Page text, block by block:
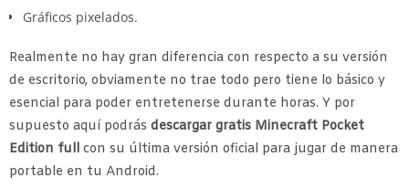
Gráficos pixelados.
Realmente no hay gran diferencia con respecto a su versión
de escritorio, obviamente no trae todo pero tiene lo básico y
esencial para poder entretenerse durante horas. Y por
supuesto aquí podrás descargar gratis Minecraft Pocket
Edition full con su última versión oficial para jugar de manera
portable en tu Android.